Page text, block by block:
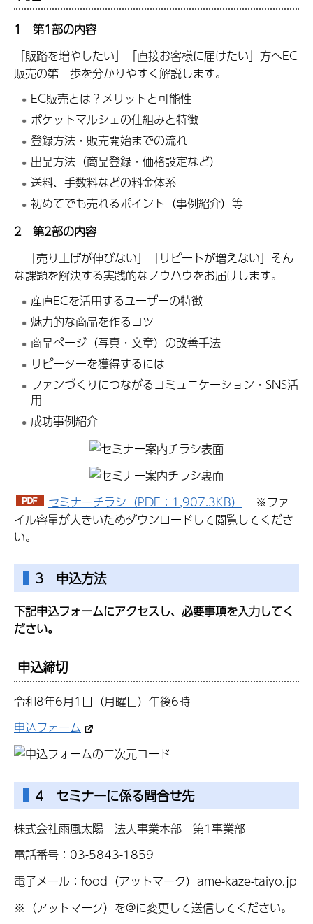
1 第1部の内容
「販路を増やしたい」「直接お客様に届けたい」方へEC
販売の第一歩を分かりやすく解説します。
EC販売とは？メリットと可能性
ポケットマルシェの仕組みと特徴
登録方法・販売開始までの流れ
出品方法（商品登録・価格設定など）
送料、手数料などの料金体系
初めてでも売れるポイント（事例紹介）等
2 第2部の内容
「売り上げが伸びない」「リピートが増えない」そん
な課題を解決する実践的なノウハウをお届けします。
産直ECを活用するユーザーの特徴
魅力的な商品を作るコツ
商品ページ（写真・文章）の改善手法
リピーターを獲得するには
ファンづくりにつながるコミュニケーション・SNS活
用
成功事例紹介
セミナーチラシ（PDF：1,907.3KB）
※ファ
イル容量が大きいためダウンロードして閲覧してくださ
い。
3 申込方法
下記申込フォームにアクセスし、必要事項を入力してく
ださい。
申込締切
令和8年6月1日（月曜日）午後6時
申込フォーム
4 セミナーに係る問合せ先
株式会社雨風太陽 法人事業本部 第1事業部
電話番号：03-5843-1859
電子メール：food（アットマーク）ame-kaze-taiyo.jp
※（アットマーク）を@に変更して送信してください。